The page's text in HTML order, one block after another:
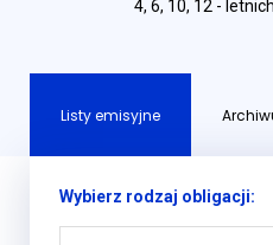
4, 6, 10, 12 -
Listy emisyjne
Wybierz rodzaj obligacji: